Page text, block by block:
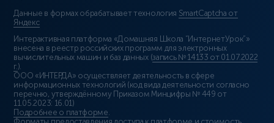
Данные в формах обрабатывает технология SmartCaptcha от
Яндекс
Интерактивная платформа «Домашняя Школа “ИнтернетУрок”»
внесена в реестр российских программ для электронных
вычислительных машин и баз данных (запись № 14133 от 01.07.2022
г. ).
ООО «ИНТЕРДА» осуществляет деятельность в сфере
информационных технологий (код вида деятельности согласно
перечню, утверждённому Приказом Минцифры № 449 от
11.05.2023: 16.01)
Подробнее о платформе